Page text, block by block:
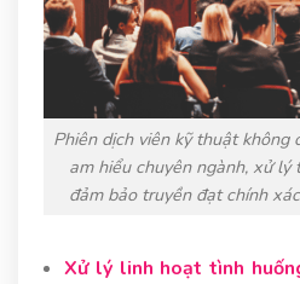
Phiên dịch viên kỹ thuật không
am hiểu chuyên ngành, xử
đảm bảo truyền đạt chính
Xử lý linh hoạt tình